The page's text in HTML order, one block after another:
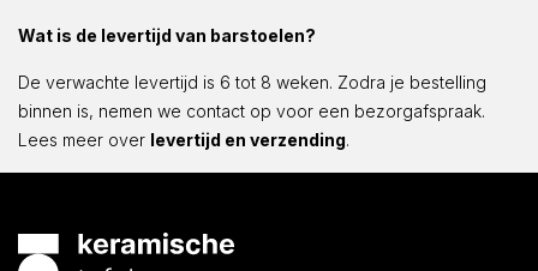
Wat is de levertijd van barstoelen?
De verwachte levertijd is 6 tot 8 weken. Zodra je bestelling
binnen is, nemen we contact op voor een bezorgafspraak.
Lees meer over levertijd en verzending.